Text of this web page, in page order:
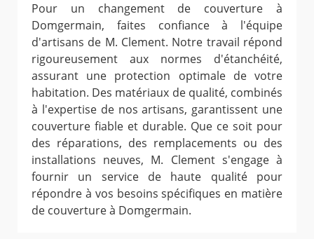
Pour un changement de couverture à
Domgermain, faites confiance à l'équipe
d'artisans de M. Clement. Notre travail répond
rigoureusement aux normes d'étanchéité,
assurant une protection optimale de votre
habitation. Des matériaux de qualité, combinés
à l'expertise de nos artisans, garantissent une
couverture fiable et durable. Que ce soit pour
des réparations, des remplacements ou des
installations neuves, M. Clement s'engage à
fournir un service de haute qualité pour
répondre à vos besoins spécifiques en matière
de couverture à Domgermain.